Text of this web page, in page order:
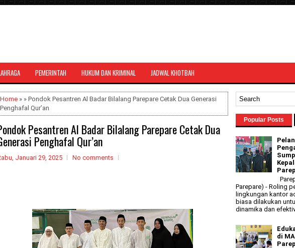
agama yang dapat
PEMERINTAH HUKUM DAN KRIMINAL JADWAL KHOTBAH
Home » » Pondok Pesantren Al Badar Bilalang Parepare Cetak Dua Generasi
Penghafal Qur’an
Pesantren Al Badar Bilalang Parepare Cetak Dua
Penghafal Qur’an
Januari 29, 2025 No comments
Popular Posts
Parepare) - Roling
lingkungan kantor
biasa dilakukan
dinamika dan
di